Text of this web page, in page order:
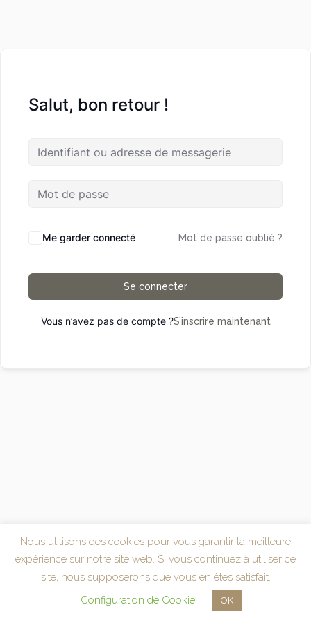
Salut, bon retour !
Me garder connecté Mot de passe oublié ?
Se connecter
Vous n’avez pas de compte ?S’inscrire maintenant
Nous utilisons des cookies pour vous garantir la meilleure
expérience sur notre site web. Si vous continuez à utiliser ce
site, nous supposerons que vous en êtes satisfait.
Configuration de Cookie
OK